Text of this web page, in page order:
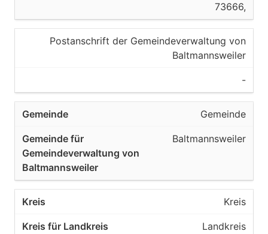
73666,
Postanschrift der Gemeindeverwaltung von
Baltmannsweiler
-
Gemeinde
Baltmannsweiler
Kreis
Landkreis